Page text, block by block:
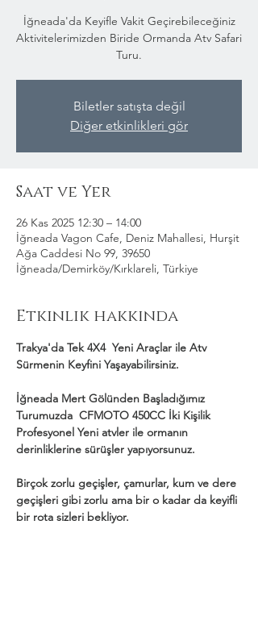
İğneada'da Keyifle Vakit Geçirebileceğiniz
Aktivitelerimizden Biride Ormanda Atv Safari
Turu.
Biletler satışta değil
Diğer etkinlikleri gör
Saat ve Yer
26 Kas 2025 12:30 – 14:00
İğneada Vagon Cafe, Deniz Mahallesi, Hurşit
Ağa Caddesi No 99, 39650
İğneada/Demirköy/Kırklareli, Türkiye
Etkinlik hakkında
Trakya'da Tek 4X4  Yeni Araçlar ile Atv
Sürmenin Keyfini Yaşayabilirsiniz.
İğneada Mert Gölünden Başladığımız
Turumuzda  CFMOTO 450CC İki Kişilik
Profesyonel Yeni atvler ile ormanın
derinliklerine sürüşler yapıyorsunuz.
Birçok zorlu geçişler, çamurlar, kum ve dere
geçişleri gibi zorlu ama bir o kadar da keyifli
bir rota sizleri bekliyor.